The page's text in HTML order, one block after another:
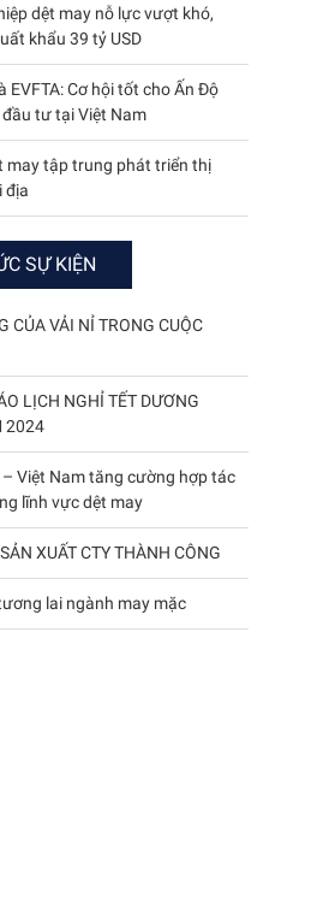
dệt may nỗ lực vượt khó,
khẩu 39 tỷ USD
EVFTA: Cơ hội tốt cho Ấn Độ
tư tại Việt Nam
may tập trung phát triển thị
địa
SỰ KIỆN
CỦA VẢI NỈ TRONG CUỘC
LỊCH NGHỈ TẾT DƯƠNG
2024
– Việt Nam tăng cường hợp tác
lĩnh vực dệt may
XUẤT CTY THÀNH CÔNG
lai ngành may mặc